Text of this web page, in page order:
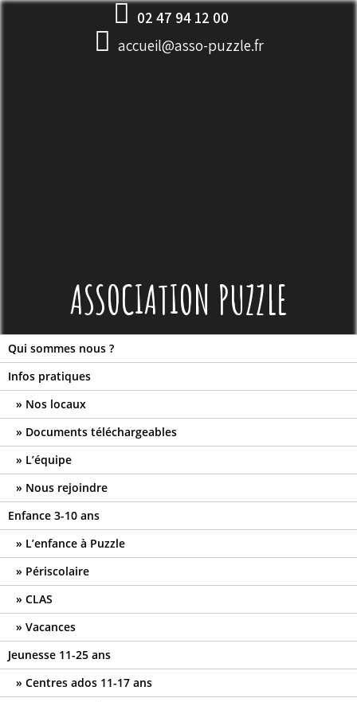
Skip
02 47 94 12 00
accueil@asso-puzzle.fr
ASSOCIATION PUZZLE
Qui sommes nous ?
Infos pratiques
Nos locaux
Documents téléchargeables
L’équipe
Nous rejoindre
Enfance 3-10 ans
L’enfance à Puzzle
Périscolaire
CLAS
Vacances
Jeunesse 11-25 ans
Centres ados 11-17 ans